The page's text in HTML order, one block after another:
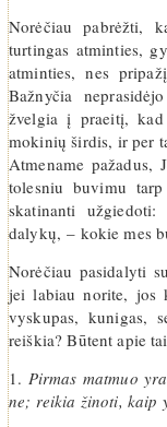
Norėčiau pabrėžti,
turtingas atminties,
atminties, nes
Bažnyčia
žvelgia į praeitį, kad
mokinių širdis, ir per
Atmename pažadus,
tolesniu buvimu
skatinanti
dalykų, – kokie mes
Norėčiau pasidalyti
jei labiau norite, jos
vyskupas, kunigas,
reiškia? Būtent apie
1. Pirmas matmuo
ne; reikia žinoti, kaip